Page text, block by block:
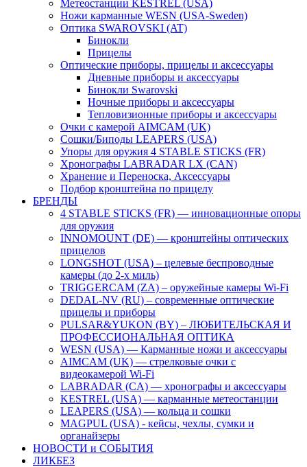
Метеостанции KESTREL (USA)
Ножи карманные WESN (USA-Sweden)
Оптика SWAROVSKI (AT)
Бинокли
Прицелы
Оптические приборы, прицелы и аксессуары
Дневные приборы и аксессуары
Бинокли Swarovski
Ночные приборы и аксессуары
Тепловизионные приборы и аксессуары
Очки с камерой AIMCAM (UK)
Сошки/Биподы LEAPERS (USA)
Упоры для оружия 4 STABLE STICKS (FR)
Хронографы LABRADAR LX (CAN)
Хранение и Переноска, Аксессуары
Подбор кронштейна по прицелу
БРЕНДЫ
4 STABLE STICKS (FR) — инновационные опоры
для оружия
INNOMOUNT (DE) — кронштейны оптических
прицелов
LONGSHOT (USA) – целевые беспроводные
камеры (до 2-х миль)
TRIGGERCAM (ZA) – оружейные камеры Wi-Fi
DEDAL-NV (RU) – современные оптические
прицелы и приборы
PULSAR&YUKON (BY) – ЛЮБИТЕЛЬСКАЯ И
ПРОФЕССИОНАЛЬНАЯ ОПТИКА
WESN (USA) — Карманные ножи и аксессуары
AIMCAM (UK) — стрелковые очки с
видеокамерой Wi-Fi
LABRADAR (CA) — хронографы и аксессуары
KESTREL (USA) — карманные метеостанции
LEAPERS (USA) — кольца и сошки
MAGPUL (USA) - кейсы, чехлы, сумки и
органайзеры
НОВОСТИ и СОБЫТИЯ
ЛИКБЕЗ